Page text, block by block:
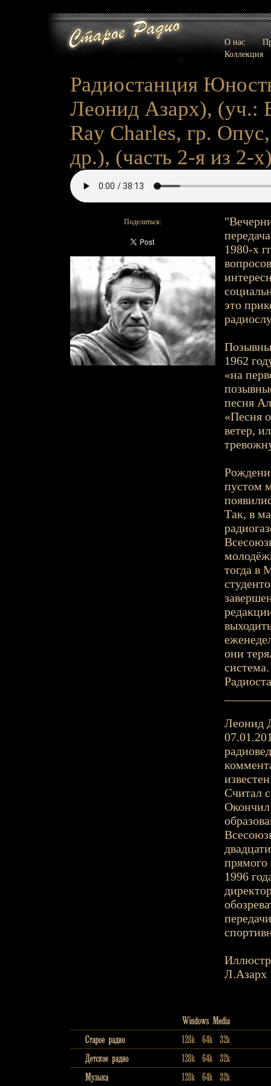
О нас
Коллекция
Радиостанция
Леонид Азарх), (уч.:
Ray Charles, гр.
др.), (часть 2-я из 2-
Поделиться:
1980-х
это
1962
«на
песня
«Песня
ветер,
пустом
Так, в
тогда в
они
Леонид
Считал
1996
Л.Азарх